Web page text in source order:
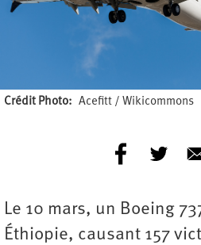
Crédit Photo Acefitt / Wikicommons
Le 10 mars, un Boeing
Éthiopie, causant 157